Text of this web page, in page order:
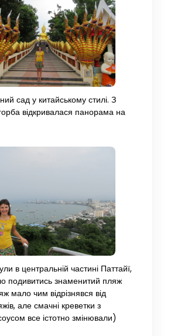
сад у китайському стилі. З
відкривалася панорама на
в центральній частині Паттайї,
подивитись знаменитий пляж
мало чим відрізнявся від
але смачні креветки з
все істотно змінювали)